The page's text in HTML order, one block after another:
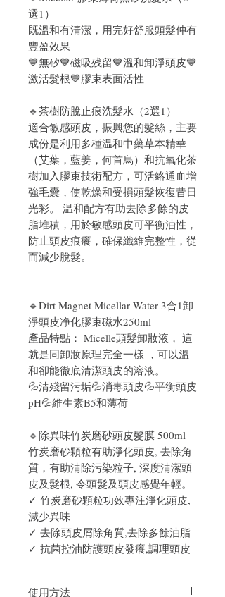
選1）
既溫和有清潔，用完好舒服頭髮仲有
豐盈效果
💙無矽💙磁吸残留💙溫和卸淨頭皮💙
激活髮根💙膠束表面活性
🔹茶樹防脫止痕洗髮水（2選1）
適合敏感頭皮，振興您的髮絲，主要
成份是利用多種温和中藥草本精華
（艾葉，藍姜，何首烏）和抗氧化茶
樹加入膠束技術配方，可活絡通血增
強毛囊，使乾燥和受損頭髮恢復昔日
光彩。 温和配方有助去除多餘的皮
脂堆積，用於敏感頭皮可平衡油性，
防止頭皮痕癢，確保纖維完整性，從
而減少脫髮。
🔹Dirt Magnet Micellar Water 3合1卸
淨頭皮净化膠束磁水250ml
產品特點： Micelle頭髮卸妝液， 這
就是同卸妝原理完全一樣 ，可以溫
和卻能徹底清潔頭皮的溶液。
💦清殘留污垢💦消毒頭皮💦平衡頭皮
pH💦維生素B5和薄荷
🔹除異味竹炭磨砂頭皮髮膜 500ml
竹炭磨砂顆粒有助淨化頭皮, 去除角
質，有助清除污染粒子, 深度清潔頭
皮及髮根, 令頭髮及頭皮感覺年輕。
✓ 竹炭磨砂顆粒功效專注淨化頭皮,
減少異味
✓ 去除頭皮屑除角質,去除多餘油脂
✓ 抗菌控油防護頭皮發癢,調理頭皮
使用方法